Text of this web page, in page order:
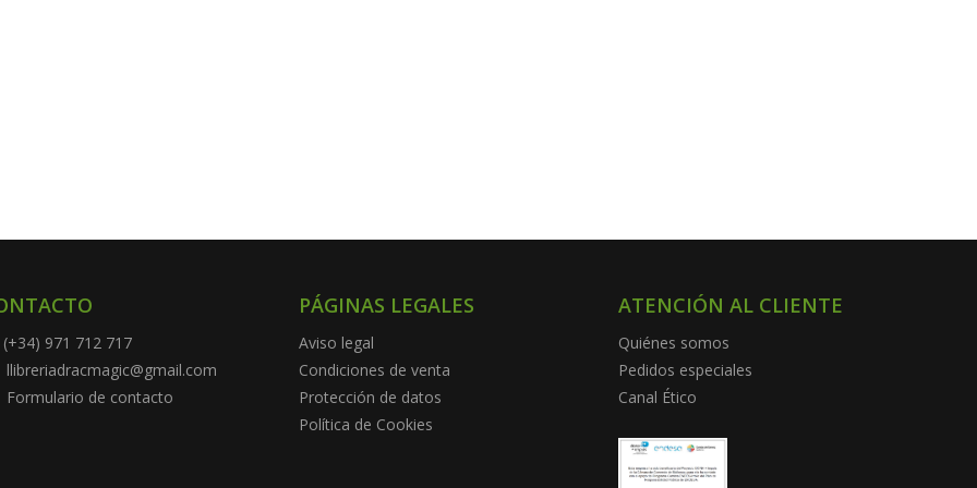
(+34) 971 712 717
llibreriadracmagic@gmail.com
Formulario de contacto
PÁGINAS LEGALES
Aviso legal
Condiciones de venta
Protección de datos
Política de Cookies
ATENCIÓN AL CLIENTE
Quiénes somos
Pedidos especiales
Canal Ético